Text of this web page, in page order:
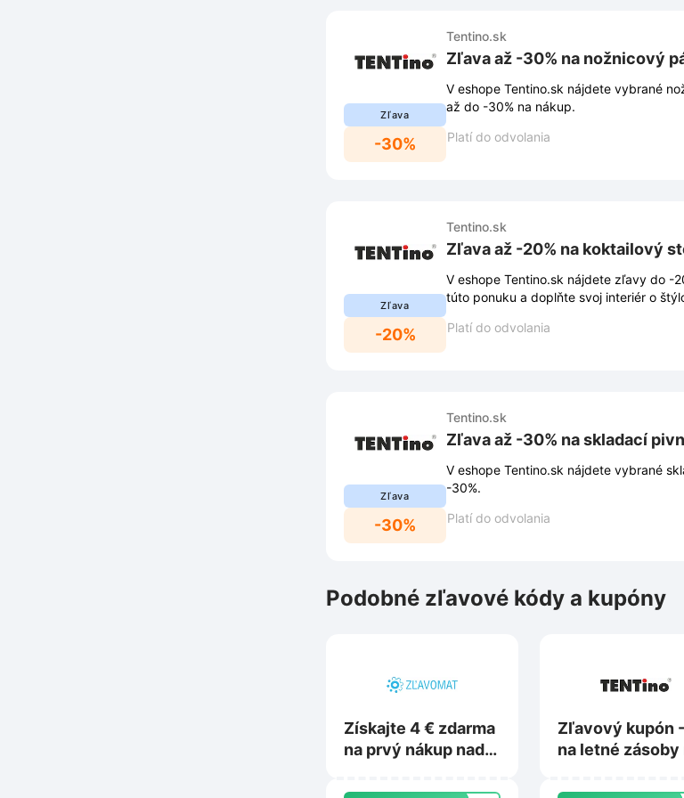
Zľava
-30%
Tentino.sk
Zľava až -30% na nožnicový
V eshope Tentino.sk nájdete vybrané
až do -30% na nákup.
Platí do odvolania
Zľava
-20%
Tentino.sk
Zľava až -20% na koktailový
V eshope Tentino.sk nájdete zľavy do -
túto ponuku a doplňte svoj interiér o
Platí do odvolania
Zľava
-30%
Tentino.sk
Zľava až -30% na skladací
V eshope Tentino.sk nájdete vybrané
-30%.
Platí do odvolania
Podobné zľavové kódy a kupóny
Získajte 4 € zdarma
na prvý nákup nad
Zľavový kupón
na letné zásoby